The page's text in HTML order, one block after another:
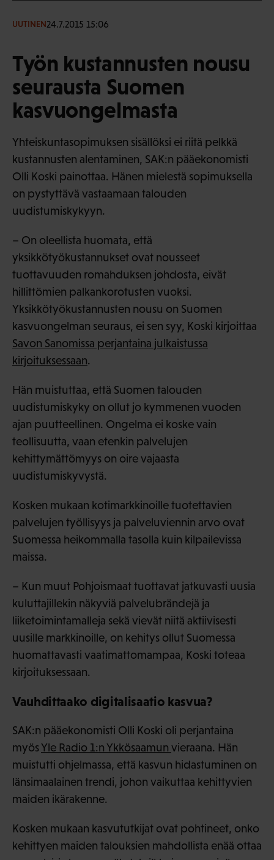
UUTINEN24.7.2015 15:06
Työn kustannusten nousu
seurausta Suomen
kasvuongelmasta
Yhteiskuntasopimuksen sisällöksi ei riitä pelkkä
kustannusten alentaminen, SAK:n pääekonomisti
Olli Koski painottaa. Hänen mielestä sopimuksella
on pystyttävä vastaamaan talouden
uudistumiskykyyn.
– On oleellista huomata, että
yksikkötyökustannukset ovat nousseet
tuottavuuden romahduksen johdosta, eivät
hillittömien palkankorotusten vuoksi.
Yksikkötyökustannusten nousu on Suomen
kasvuongelman seuraus, ei sen syy, Koski kirjoittaa
Savon Sanomissa perjantaina julkaistussa
kirjoituksessaan.
Hän muistuttaa, että Suomen talouden
uudistumiskyky on ollut jo kymmenen vuoden
ajan puutteellinen. Ongelma ei koske vain
teollisuutta, vaan etenkin palvelujen
kehittymättömyys on oire vajaasta
uudistumiskyvystä.
Kosken mukaan kotimarkkinoille tuotettavien
palvelujen työllisyys ja palveluviennin arvo ovat
Suomessa heikommalla tasolla kuin kilpailevissa
maissa.
– Kun muut Pohjoismaat tuottavat jatkuvasti uusia
kuluttajillekin näkyviä palvelubrändejä ja
liiketoimintamalleja sekä vievät niitä aktiivisesti
uusille markkinoille, on kehitys ollut Suomessa
huomattavasti vaatimattomampaa, Koski toteaa
kirjoituksessaan.
Vauhdittaako digitalisaatio kasvua?
SAK:n pääekonomisti Olli Koski oli perjantaina
myösYle Radio 1:n Ykkösaamun vieraana. Hän
muistutti ohjelmassa, että kasvun hidastuminen on
länsimaalainen trendi, johon vaikuttaa kehittyvien
maiden ikärakenne.
Kosken mukaan kasvututkijat ovat pohtineet, onko
kehittyen maiden talouksien mahdollista enää ottaa